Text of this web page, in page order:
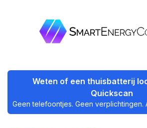
Weten of een thuisbatterij
Quickscan
Geen telefoontjes. Geen verplichtingen.